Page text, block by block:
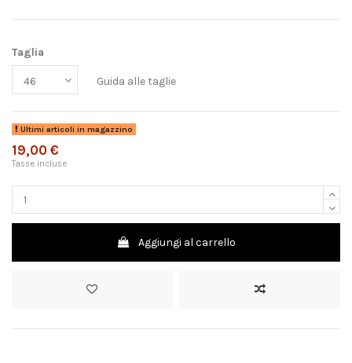
Taglia
Guida alle taglie
Ultimi articoli in magazzino
19,00 €
Tasse incluse
Aggiungi al carrello